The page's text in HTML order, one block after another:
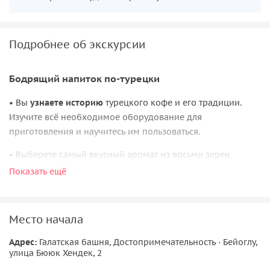
Подробнее об экскурсии
Бодрящий напиток по-турецки
• Вы узнаете историю турецкого кофе и его традиции.
Изучите всё необходимое оборудование для
приготовления и научитесь им пользоваться.
• Выберете самый вкусный аромат из восьми зерен
разных сортов кофе. Обработаете зёрна и
•Продегустируете
приготовить кофе на песке в домашних условиях, и
Показать ещё
Место начала
Адрес: Галатская башня, Достопримечательность · Бейоглу,
улица Бююк Хендек, 2